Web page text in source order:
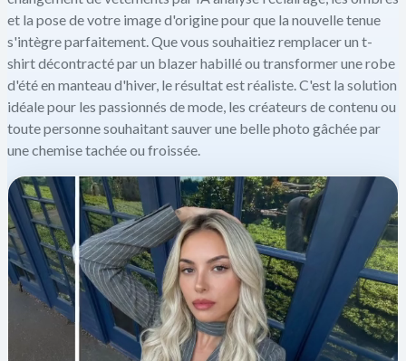
et la pose de votre image d'origine pour que la nouvelle tenue
s'intègre parfaitement. Que vous souhaitiez remplacer un t-
shirt décontracté par un blazer habillé ou transformer une robe
d'été en manteau d'hiver, le résultat est réaliste. C'est la solution
idéale pour les passionnés de mode, les créateurs de contenu ou
toute personne souhaitant sauver une belle photo gâchée par
une chemise tachée ou froissée.